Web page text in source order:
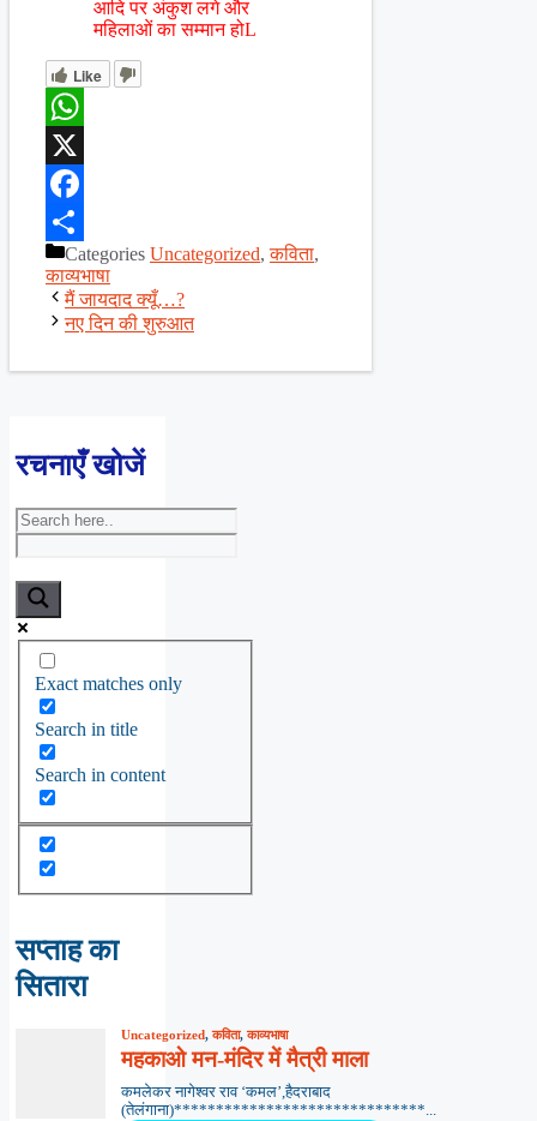
आदि पर अंकुश लगे और
महिलाओं का सम्मान होL
Like
WhatsApp
X
Facebook
ShareCategories Uncategorized,कविता,
काव्यभाषा
मैं जायदाद क्यूँ…?
नए दिन की शुरुआत
रचनाएँ खोजें
Exact matches only
Search in title
Search in content
सप्ताह का
सितारा
Uncategorized,कविता,काव्यभाषा
महकाओ मन-मंदिर में मैत्री माला
कमलेकर नागेश्वर राव ‘कमल’,हैदराबाद
(तेलंगाना)******************************...